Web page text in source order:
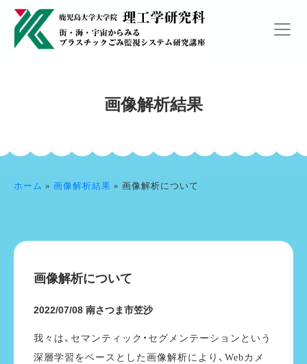
画像解析結果
ホーム » 画像解析結果 » 画像解析について
画像解析について
2022/07/08 南さつま市笠沙
我々は、セマンティック・セグメンテーションという
深層学習をベースとした画像解析により、Webカメ